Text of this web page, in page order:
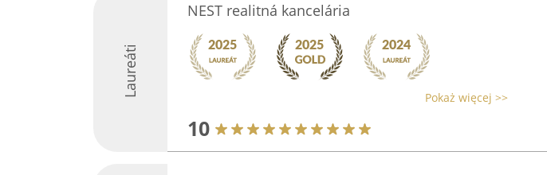
Laureáti
NEST realitná kancelária
Pokaż więcej >>
10